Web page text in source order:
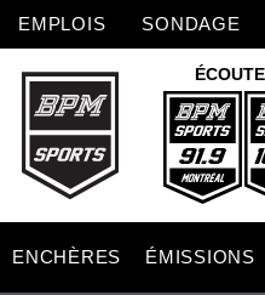
Aller
au
contenu
EMPLOIS SONDAGE
ENCHÈRES ÉMISSIONS